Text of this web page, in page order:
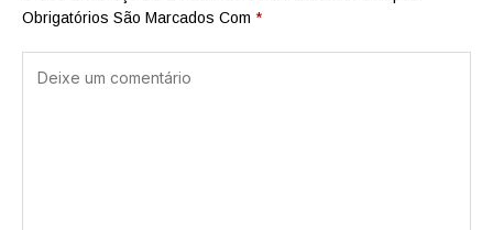
Obrigatórios São Marcados Com *